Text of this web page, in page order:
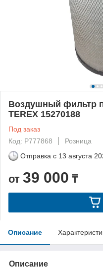
Воздушный фильтр
TEREX 15270188
Под заказ
Код: P777868
Розница
Отправка с 13 августа
от 39 000 ₸
Описание
Описание